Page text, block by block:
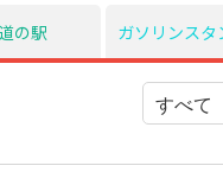
道の駅 ガソリンスタ